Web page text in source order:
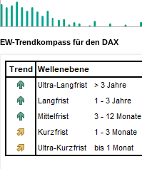
EW-Trendkompass für den DAX